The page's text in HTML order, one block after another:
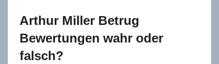
Arthur Miller Betrug
Bewertungen wahr oder
falsch?